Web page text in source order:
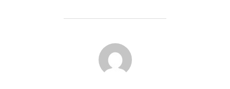
AUTEUR DE LA PUBLICATION